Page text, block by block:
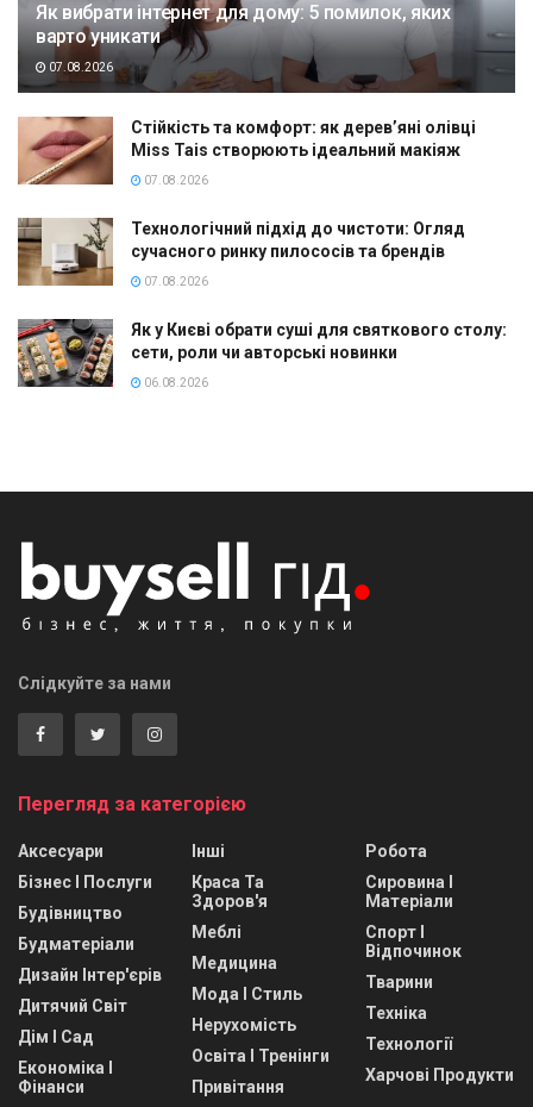
Як вибрати інтернет для дому: 5 помилок, яких
варто уникати
07.08.2026
Стійкість та комфорт: як дерев’яні олівці
Miss Tais створюють ідеальний макіяж
07.08.2026
Технологічний підхід до чистоти: Огляд
сучасного ринку пилососів та брендів
07.08.2026
Як у Києві обрати суші для святкового столу:
сети, роли чи авторські новинки
06.08.2026
Слідкуйте за нами
Перегляд за категорією
Аксесуари
Бізнес І Послуги
Будівництво
Будматеріали
Дизайн Інтер'єрів
Дитячий Світ
Дім І Сад
Економіка І
Фінанси
Інші
Краса Та
Здоров'я
Меблі
Медицина
Мода І Стиль
Нерухомість
Освіта І Тренінги
Привітання
Робота
Сировина І
Матеріали
Спорт І
Відпочинок
Тварини
Техніка
Технології
Харчові Продукти